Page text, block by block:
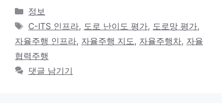
카
테
리
정보
태
그
C-ITS 인프라, 도로 난이도 평가, 도로망 평가,
자율주행 인프라, 자율주행 지도 , 자율주행차, 자율
협력주행
댓글 남기기